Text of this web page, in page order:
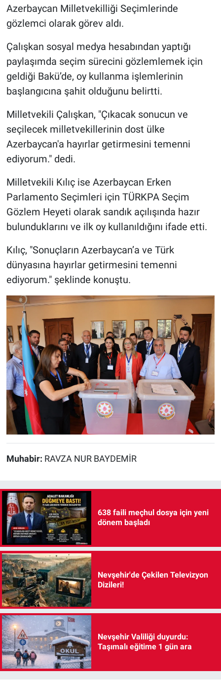
Azerbaycan Milletvekilliği Seçimlerinde
gözlemci olarak görev aldı.
Çalışkan sosyal medya hesabından yaptığı
paylaşımda seçim sürecini gözlemlemek için
geldiği Bakü’de, oy kullanma işlemlerinin
başlangıcına şahit olduğunu belirtti.
Milletvekili Çalışkan, "Çıkacak sonucun ve
seçilecek milletvekillerinin dost ülke
Azerbaycan'a hayırlar getirmesini temenni
ediyorum." dedi.
Milletvekili Kılıç ise Azerbaycan Erken
Parlamento Seçimleri için TÜRKPA Seçim
Gözlem Heyeti olarak sandık açılışında hazır
bulunduklarını ve ilk oy kullanıldığını ifade etti.
Kılıç, "Sonuçların Azerbaycan’a ve Türk
dünyasına hayırlar getirmesini temenni
ediyorum." şeklinde konuştu.
Muhabir: RAVZA NUR BAYDEMİR
638 faili meçhul dosya için yeni
dönem başladı
Nevşehir'de Çekilen Televizyon
Dizileri!
Nevşehir Valiliği duyurdu:
Taşımalı eğitime 1 gün ara